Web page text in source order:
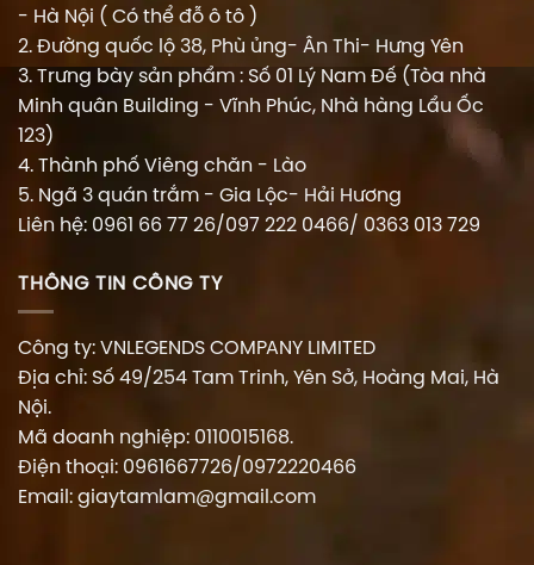
- Hà Nội ( Có thể đỗ ô tô )
2. Đường quốc lộ 38, Phù ủng- Ân Thi- Hưng Yên
3. Trưng bày sản phẩm : Số 01 Lý Nam Đế (Tòa nhà
Minh quân Building - Vĩnh Phúc, Nhà hàng Lẩu Ốc
123)
4. Thành phố Viêng chăn - Lào
5. Ngã 3 quán trắm - Gia Lộc- Hải Hương
Liên hệ: 0961 66 77 26/097 222 0466/ 0363 013 729
THÔNG TIN CÔNG TY
Công ty: VNLEGENDS COMPANY LIMITED
Địa chỉ: Số 49/254 Tam Trinh, Yên Sở, Hoàng Mai, Hà
Nội.
Mã doanh nghiệp: 0110015168.
Điện thoại: 0961667726/0972220466
Email: giaytamlam@gmail.com